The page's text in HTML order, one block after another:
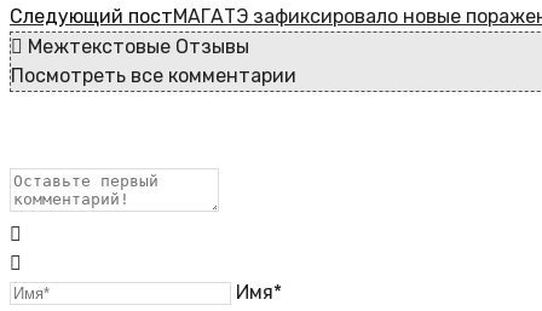
Следующий постМАГАТЭ зафиксировало новые
Межтекстовые Отзывы
Посмотреть все комментарии
Имя*